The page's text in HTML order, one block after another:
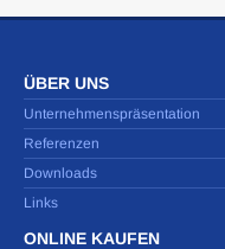
ÜBER UNS
Unternehmenspräsentation
Referenzen
Downloads
Links
ONLINE KAUFEN